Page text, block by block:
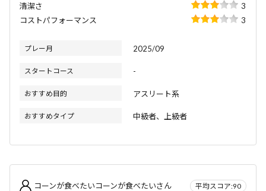
清潔さ
3
コストパフォーマンス
3
プレー月 2025/09
スタートコース -
おすすめ目的 アスリート系
おすすめタイプ 中級者、上級者
コーンが食べたいコーンが食べたいさん
平均スコア:90